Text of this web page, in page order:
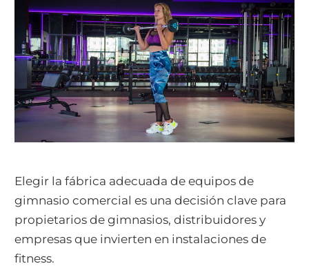
Elegir la fábrica adecuada de equipos de
gimnasio comercial es una decisión clave para
propietarios de gimnasios, distribuidores y
empresas que invierten en instalaciones de
fitness.